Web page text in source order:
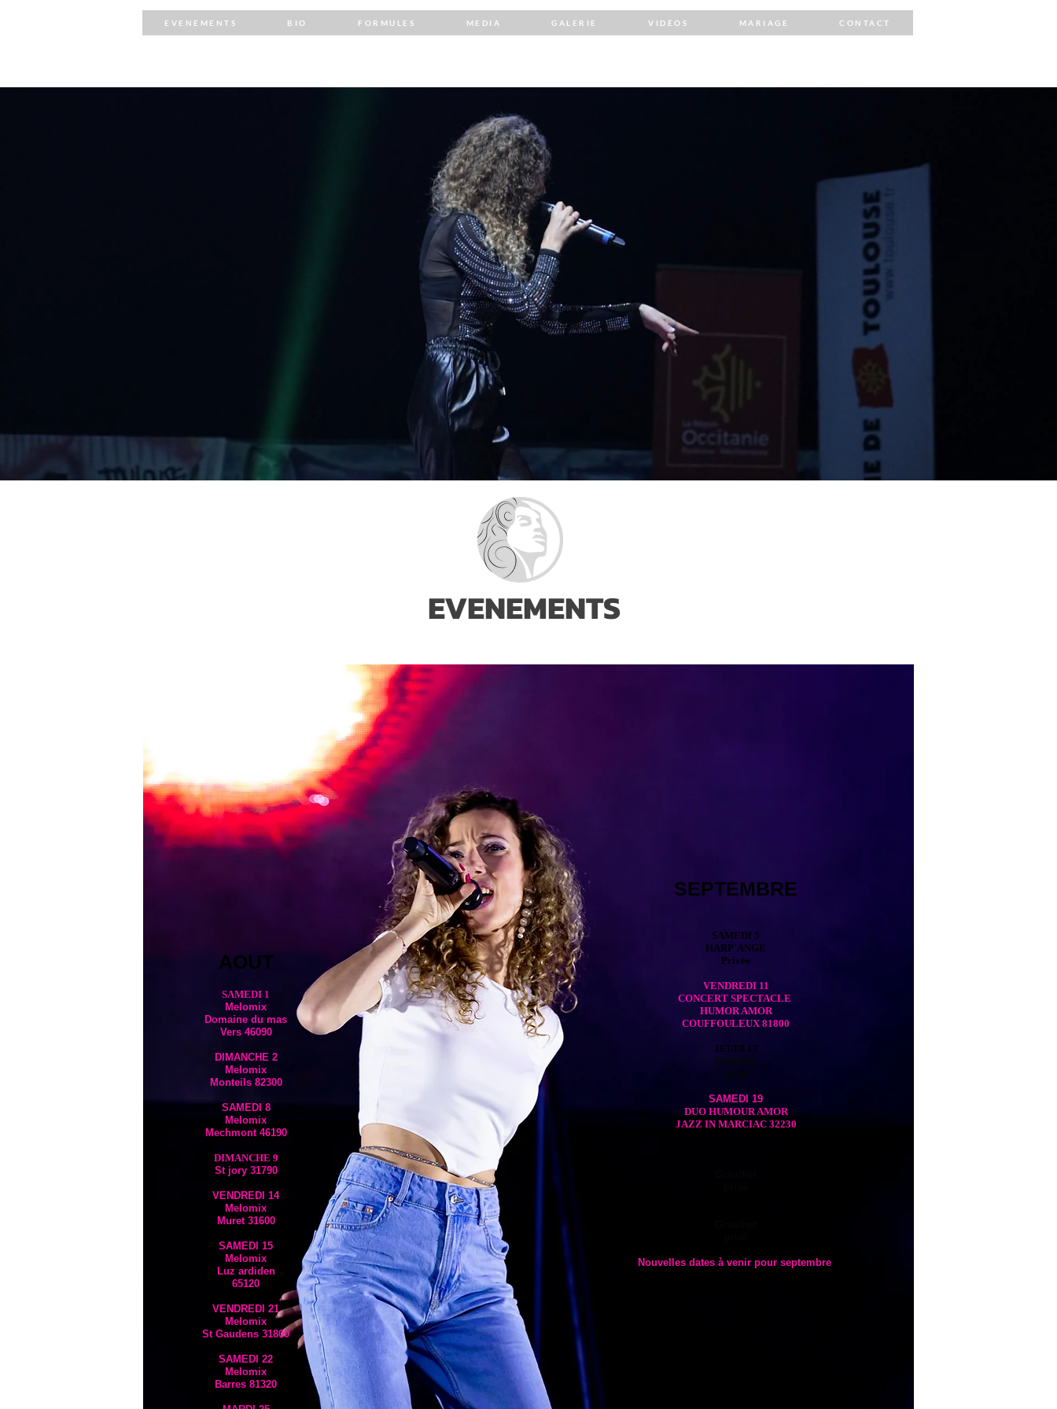
EVENEMENTS BIO FORMULES MEDIA GALERIE VIDÉOS MARIAGE CONTACT
EVENEMENTS
AOUT
SAMEDI 1​
Melomix
Domaine du mas
Vers 46090
DIMANCHE 2
Melomix
Monteils 82300
SAMEDI 8
Melomix
Mechmont 46190
DIMANCHE 9
St jory 31790
VENDREDI 14
Melomix
Muret 31600
SAMEDI 15
Melomix
Luz ardiden
65120
VENDREDI 21
Melomix
St Gaudens 31800
SAMEDI 22
Melomix
Barres 81320
SEPTEMBRE
SAMEDI 5
HARP'ANGE
Privée
VENDREDI 11
CONCERT SPECTACLE
HUMOR AMOR
COUFFOULEUX 81800
JEUDI 17​
Graulhet
privé
SAMEDI 19
DUO HUMOUR AMOR
JAZZ IN MARCIAC 32230
Nouvelles ​dates à venir pour septembre